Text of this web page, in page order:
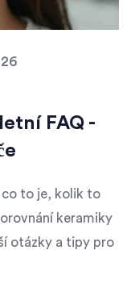
FAQ -
co to je, kolik to
keramiky
otázky a tipy pro